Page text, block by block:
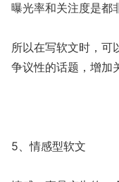
曝光率和关注度是都
所以在写软文时，可
争议性的话题，增加
5、情感型软文